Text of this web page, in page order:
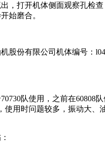
，打开机体侧面观察孔检
始磨合。
股份有限公司机体编号：
队使用，之前在
使用时问题较多，振动大